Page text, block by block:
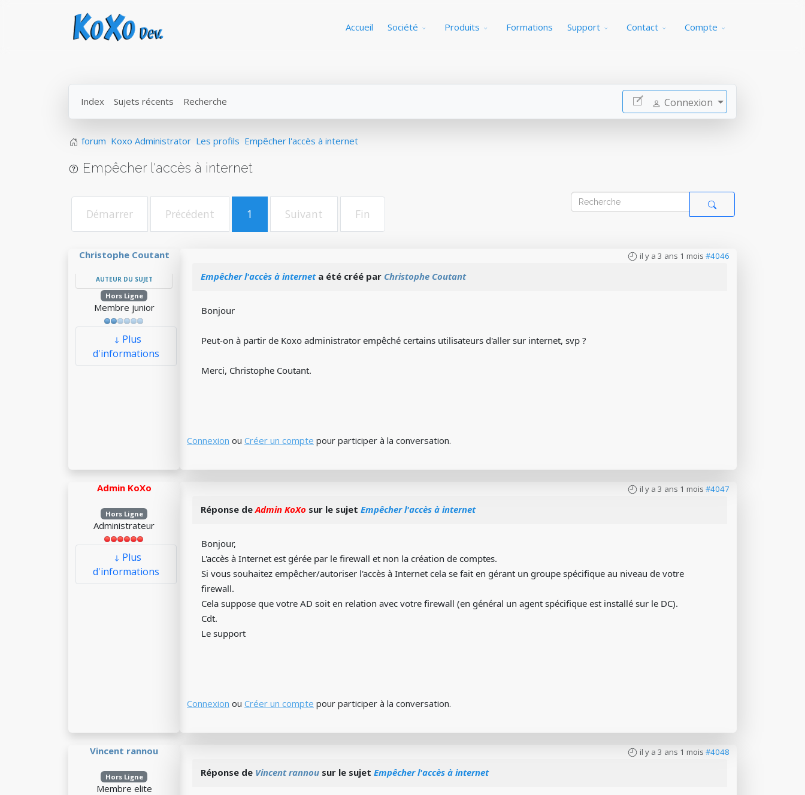
Accueil Société Produits Formations Support Contact Compte
Index Sujets récents Recherche Connexion
forum Koxo Administrator Les profils Empêcher l'accès à internet
Empêcher l'accès à internet
Démarrer Précédent 1 Suivant Fin
Christophe Coutant
AUTEUR DU SUJET
Hors Ligne
Membre junior
Plus
d'informations
il y a 3 ans 1 mois #4046
Empêcher l'accès à interneta été créé par Christophe Coutant
Bonjour
Peut-on à partir de Koxo administrator empêché certains utilisateurs d'aller sur internet, svp ?
Merci, Christophe Coutant.
Connexion ou Créer un compte pour participer à la conversation.
Admin KoXo
Hors Ligne
Administrateur
Plus
d'informations
il y a 3 ans 1 mois #4047
Réponse deAdmin KoXo sur le sujet Empêcher l'accès à internet
Bonjour,
L'accès à Internet est gérée par le firewall et non la création de comptes.
Si vous souhaitez empêcher/autoriser l'accès à Internet cela se fait en gérant un groupe spécifique au niveau de votre
firewall.
Cela suppose que votre AD soit en relation avec votre firewall (en général un agent spécifique est installé sur le DC).
Cdt.
Le support
Connexion ou Créer un compte pour participer à la conversation.
Vincent rannou
Hors Ligne
Membre elite
il y a 3 ans 1 mois #4048
Réponse de Vincent rannou sur le sujet Empêcher l'accès à internet